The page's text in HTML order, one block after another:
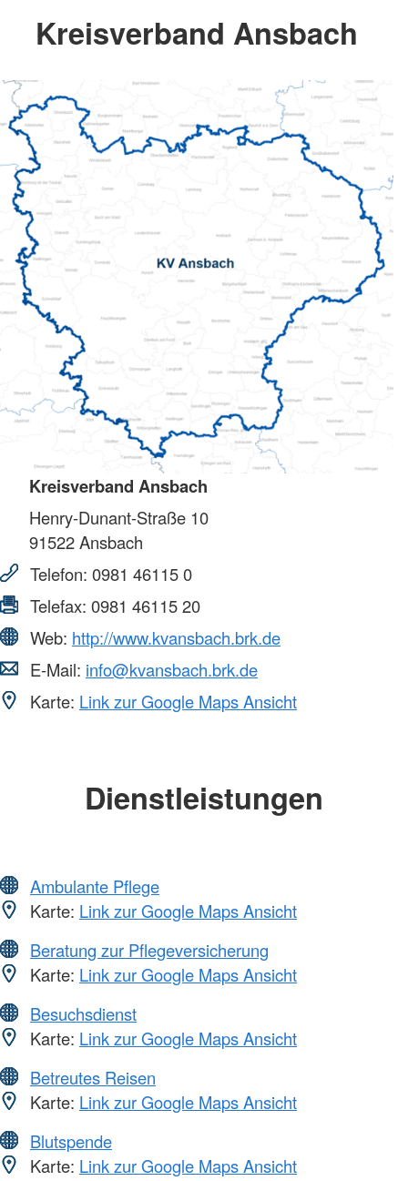
Kreisverband Ansbach
Kreisverband Ansbach
Henry-Dunant-Straße 10
91522Ansbach
Telefon: 0981 46115 0
Telefax: 0981 46115 20
Web: http://www.kvansbach.brk.de
E-Mail: info@kvansbach.brk.de
Karte: Link zur Google Maps Ansicht
Dienstleistungen
Ambulante Pflege
Karte: Link zur Google Maps Ansicht
Beratung zur Pflegeversicherung
Karte: Link zur Google Maps Ansicht
Besuchsdienst
Karte: Link zur Google Maps Ansicht
Betreutes Reisen
Karte: Link zur Google Maps Ansicht
Blutspende
Karte: Link zur Google Maps Ansicht